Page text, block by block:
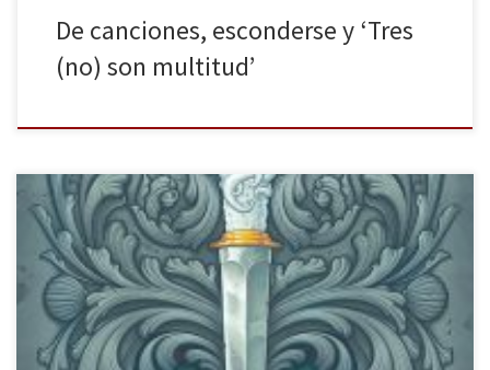
De canciones, esconderse y ‘Tres
(no) son multitud’
La Galera nos trae un retelling vibrante de La Sirenita: Tras tres
soles de Irene Morales. El Eros de la tradición occidental esculpió
algunos modelos sobre el amor que la literatura ha recogido a lo
largo de los siglos. Así pues, el alma gemela, el amor a primera
vista o la […]